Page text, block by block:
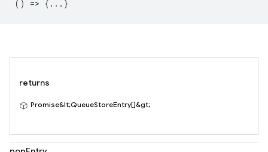
() => {...}
returns
Promise&lt;QueueStoreEntry[]&gt;